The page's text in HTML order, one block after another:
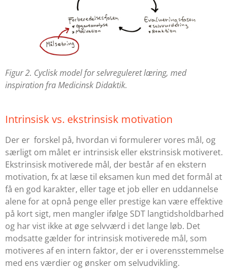
Figur 2. Cyclisk model for selvreguleret læring, med
inspiration fra Medicinsk Didaktik.
Intrinsisk vs. ekstrinsisk motivation
Der er forskel på, hvordan vi formulerer vores mål, og
særligt om målet er intrinsisk eller ekstrinsisk motiveret.
Ekstrinsisk motiverede mål, der består af en ekstern
motivation, fx at læse til eksamen kun med det formål at
få en god karakter, eller tage et job eller en uddannelse
alene for at opnå penge eller prestige kan være effektive
på kort sigt, men mangler ifølge SDT langtidsholdbarhed
og har vist ikke at øge selvværd i det lange løb. Det
modsatte gælder for intrinsisk motiverede mål, som
motiveres af en intern faktor, der er i overensstemmelse
med ens værdier og ønsker om selvudvikling.